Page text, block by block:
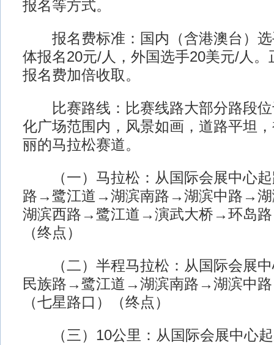
报名等方式。
报名费标准：国内（含港澳台）选
体报名20元/人，外国选手20美元/人。
报名费加倍收取。
比赛路线：比赛线路大部分路段位
化广场范围内，风景如画，道路平坦
丽的马拉松赛道。
（一）马拉松：从国际会展中心
路→鹭江道→湖滨南路→湖滨中路→
湖滨西路→鹭江道→演武大桥→环岛
（终点）
（二）半程马拉松：从国际会展
民族路→鹭江道→湖滨南路→湖滨中
（七星路口）（终点）
（三）10公里：从国际会展中心